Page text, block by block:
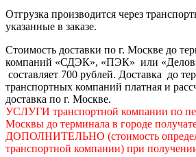
Отгрузка производится через
указанные в заказе.
Стоимость доставки по г. Москве до
компаний «СДЭК», «ПЭК» или
составляет 700 рублей. Доставка до
транспортных компаний платная и
доставка по г. Москве.
УСЛУГИ транспортной компании по
Москвы до терминала в городе
ДОПОЛНИТЕЛЬНО (стоимость
транспортной компании) при